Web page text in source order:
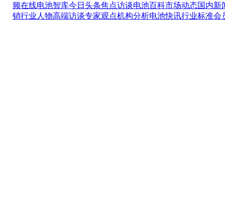
频在线电池智库今日头条焦点访谈电池百科市场动态国内新
销行业人物高端访谈专家观点机构分析电池快讯行业标准会